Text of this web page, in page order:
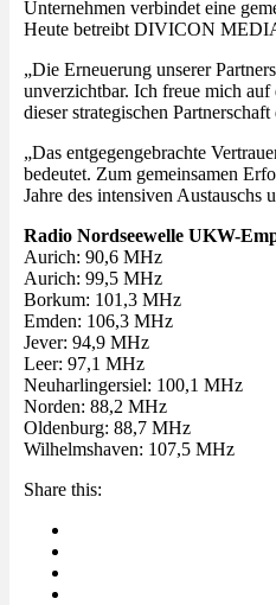
Unternehmen verbindet eine
Heute betreibt DIVICON MEDIA
„Die Erneuerung unserer
unverzichtbar. Ich freue mich
dieser strategischen
„Das entgegengebrachte
bedeutet. Zum gemeinsamen
Jahre des intensiven
Radio Nordseewelle UKW-
Aurich: 90,6 MHz
Aurich: 99,5 MHz
Borkum: 101,3 MHz
Emden: 106,3 MHz
Jever: 94,9 MHz
Leer: 97,1 MHz
Neuharlingersiel: 100,1 MHz
Norden: 88,2 MHz
Oldenburg: 88,7 MHz
Wilhelmshaven: 107,5 MHz
Share this: